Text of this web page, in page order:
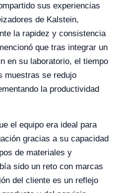
sus experiencias
de Kalstein,
la rapidez y consistencia
que tras integrar un
en su laboratorio, el tiempo
muestras se redujo
la productividad
el equipo era ideal para
gracias a su capacidad
de materiales y
sido un reto con marcas
del cliente es un reflejo